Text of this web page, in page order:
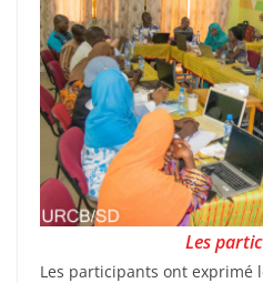
Les
Les participants ont exprimé